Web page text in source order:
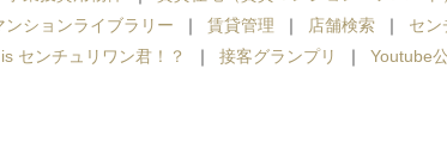
ンションライブラリー 賃貸管理 店舗検索 セン
センチュリワン君！？ 接客グランプリ Youtube